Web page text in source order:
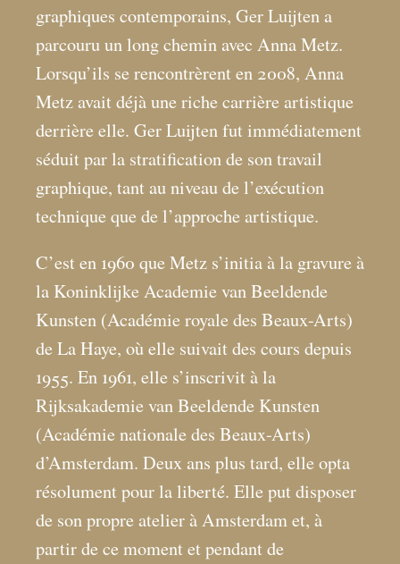
graphiques contemporains, Ger Luijten a
parcouru un long chemin avec Anna Metz.
Lorsqu’ils se rencontrèrent en 2008, Anna
Metz avait déjà une riche carrière artistique
derrière elle. Ger Luijten fut immédiatement
séduit par la stratification de son travail
graphique, tant au niveau de l’exécution
technique que de l’approche artistique.
C’est en 1960 que Metz s’initia à la gravure à
la Koninklijke Academie van Beeldende
Kunsten (Académie royale des Beaux-Arts)
de La Haye, où elle suivait des cours depuis
1955. En 1961, elle s’inscrivit à la
Rijksakademie van Beeldende Kunsten
(Académie nationale des Beaux-Arts)
d’Amsterdam. Deux ans plus tard, elle opta
résolument pour la liberté. Elle put disposer
de son propre atelier à Amsterdam et, à
partir de ce moment et pendant de